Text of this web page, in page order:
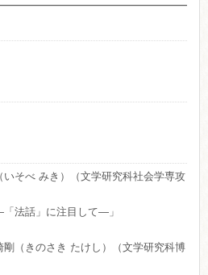
そべ みき）（文学研究科社会学専攻
法話」に注目して―」
きのさき たけし）（文学研究科博